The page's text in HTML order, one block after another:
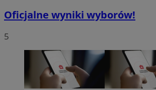
Oficjalne wyniki wyborów!
5